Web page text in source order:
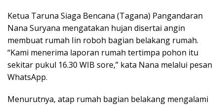
Ketua Taruna Siaga Bencana (Tagana) Pangandaran
Nana Suryana mengatakan hujan disertai angin
membuat rumah Iin roboh bagian belakang rumah.
“Kami menerima laporan rumah tertimpa pohon itu
sekitar pukul 16.30 WIB sore,” kata Nana melalui pesan
WhatsApp.
Menurutnya, atap rumah bagian belakang mengalami